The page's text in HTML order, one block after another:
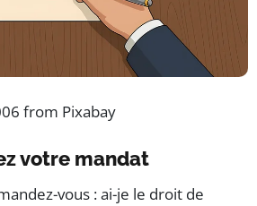
from Pixabay
votre mandat
vous : ai-je le droit de